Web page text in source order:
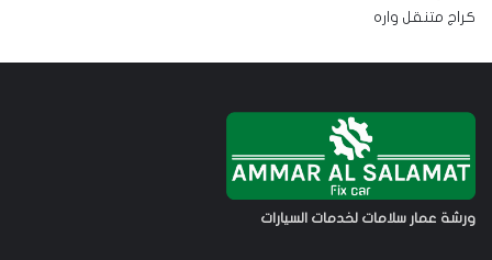
كراج متنقل واره
ورشة عمار سلامات لخدمات السيارات